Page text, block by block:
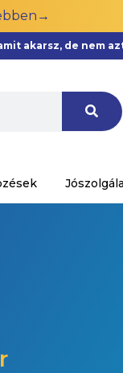
akarsz, de nem